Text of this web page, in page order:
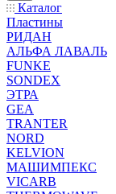
Каталог
Пластины
РИДАН
АЛЬФА ЛАВАЛЬ
FUNKE
SONDEX
ЭТРА
GEA
TRANTER
NORD
KELVION
МАШИМПЕКС
VICARB